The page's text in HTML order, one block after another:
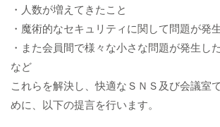
・人数が増えてきたこと
・魔術的なセキュリティに関して問題が発
・また会員間で様々な小さな問題が発生し
など
これらを解決し、快適なＳＮＳ及び会議室
めに、以下の提言を行います。